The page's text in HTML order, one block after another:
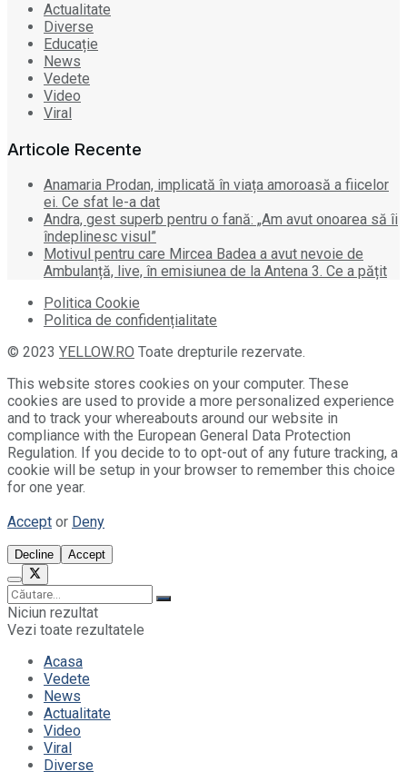
Actualitate
Diverse
Educație
News
Vedete
Video
Viral
Articole Recente
Anamaria Prodan, implicată în viața amoroasă a fiicelor
ei. Ce sfat le-a dat
Andra, gest superb pentru o fană: „Am avut onoarea să îi
îndeplinesc visul”
Motivul pentru care Mircea Badea a avut nevoie de
Ambulanță, live, în emisiunea de la Antena 3. Ce a pățit
Politica Cookie
Politica de confidențialitate
© 2023 YELLOW.RO Toate drepturile rezervate.
This website stores cookies on your computer. These
cookies are used to provide a more personalized experience
and to track your whereabouts around our website in
compliance with the European General Data Protection
Regulation. If you decide to to opt-out of any future tracking, a
cookie will be setup in your browser to remember this choice
for one year.
Accept or Deny
Decline Accept
Niciun rezultat
Vezi toate rezultatele
Acasa
Vedete
News
Actualitate
Video
Viral
Diverse